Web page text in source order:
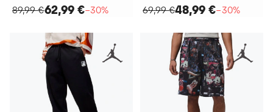
89,99 €62,99 €−30%
69,99 €48,99 €−30%